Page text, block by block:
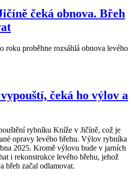
čeká obnova. Břeh
roku proběhne rozsáhlá obnova levého
čeká ho výlov a
rybníku Kníže v Jičíně, což je
opravy levého břehu. Výlov rybníka
2025. Kromě výlovu bude v jarních
i rekonstrukce levého břehu, jehož
břeh začal odlamovat.